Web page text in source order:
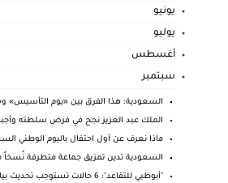
يونيو
يوليو
أغسطس
سبتمبر
السعودية: هذا الفرق بين «يوم التأسيس»
الملك عبد العزيز نجح في فرض سلطته وأجبر
ماذا نعرف عن أول احتفال باليوم الوطني
السعودية تدين تمزيق جماعة متطرفة
"أبوظبي للتقاعد": 6 حالات تستوجب تحديث بيانات جهات...